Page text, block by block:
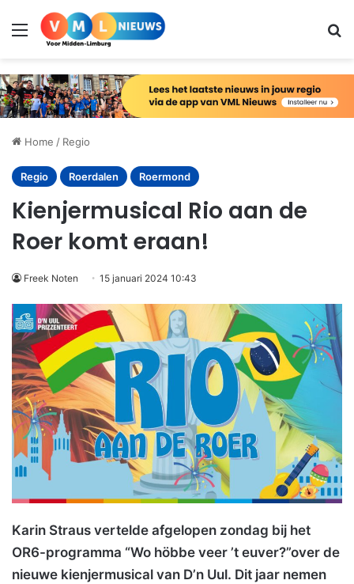
Menu
Home / Regio
Regio Roerdalen Roermond
Kienjermusical Rio aan de
Roer komt eraan!
Freek Noten 15 januari 2024 10:43
Karin Straus vertelde afgelopen zondag bij het
OR6-programma “Wo höbbe veer ’t euver?”over de
nieuwe kienjermusical van D’n Uul. Dit jaar nemen